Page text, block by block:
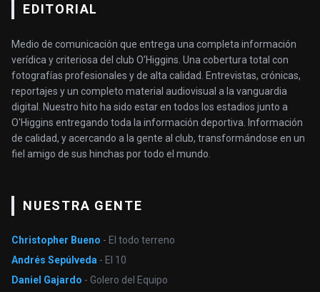
EDITORIAL
Medio de comunicación que entrega una completa información
verídica y criteriosa del club O’Higgins. Una cobertura total con
fotografías profesionales y de alta calidad. Entrevistas, crónicas,
reportajes y un completo material audiovisual a la vanguardia
digital. Nuestro hito ha sido estar en todos los estadios junto a
O'Higgins entregando toda la información deportiva. Información
de calidad, y acercando a la gente al club, transformándose en un
fiel amigo de sus hinchas por todo el mundo.
NUESTRA GENTE
Christopher Bueno - El todo terreno
Andrés Sepúlveda - El 10
Daniel Gajardo - Golero del Equipo